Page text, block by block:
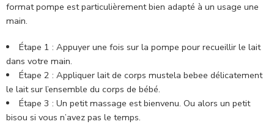
format pompe est particulièrement bien adapté à un usage une
main.
Étape 1 : Appuyer une fois sur la pompe pour recueillir le lait
dans votre main.
Étape 2 : Appliquer lait de corps mustela bebee délicatement
le lait sur l’ensemble du corps de bébé.
Étape 3 : Un petit massage est bienvenu. Ou alors un petit
bisou si vous n’avez pas le temps.